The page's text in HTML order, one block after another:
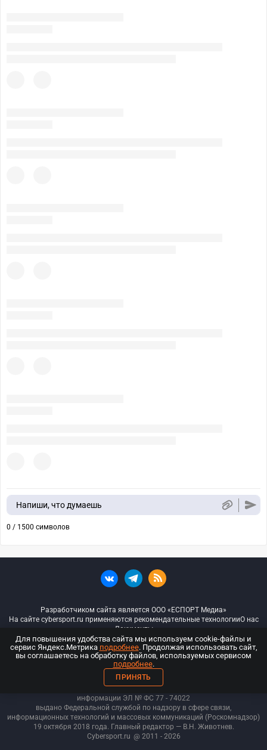
Напиши, что думаешь
0 / 1500 символов
Разработчиком сайта является ООО «ЕСПОРТ Медиа»
На сайте cybersport.ru применяются рекомендательные технологииО нас
Документы
© ООО «Киберспорт.ру» — Все права защищены
18+
ООО «Киберспорт.ру». Свидетельство о регистрации средств массовой
информации ЭЛ № ФС 77 - 74022
выдано Федеральной службой по надзору в сфере связи,
информационных технологий и массовых коммуникаций (Роскомнадзор)
19 октября 2018 года. Главный редактор — В.Н. Животнев.
Cybersport.ru @ 2011 - 2026
Для повышения удобства сайта мы используем cookie-файлы и
сервис Яндекс.Метрика подробнее. Продолжая использовать сайт,
вы соглашаетесь на обработку файлов, используемых сервисом
подробнее.
ПРИНЯТЬ